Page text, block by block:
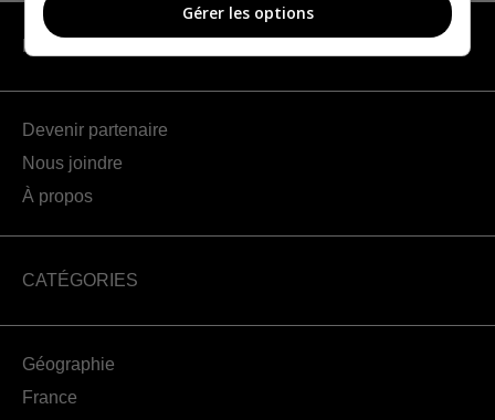
NAVIGATION
Devenir partenaire
Nous joindre
À propos
CATÉGORIES
Géographie
France
Gérer les options